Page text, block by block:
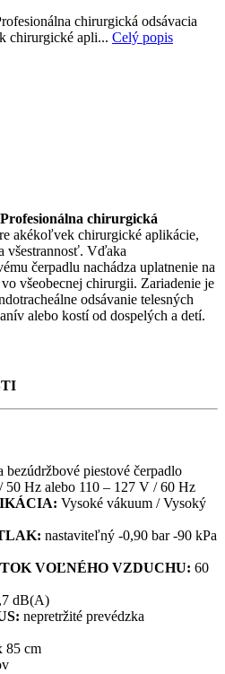
chirurgická odsávacia
chirurgické apli... Celý popis
chirurgická
akékoľvek chirurgické aplikácie,
všestrannosť. Vďaka
čerpadlu nachádza uplatnenie na
všeobecnej chirurgii. Zariadenie je
odsávanie telesných
alebo kostí od dospelých a detí.
bezúdržbové piestové čerpadlo
50 Hz alebo 110 – 127 V / 60 Hz
Vysoké vákuum / Vysoký
nastaviteľný -0,90 bar -90 kPa
VOĽNÉHO VZDUCHU: 60
dB(A)
nepretržité prevédzka
85 cm